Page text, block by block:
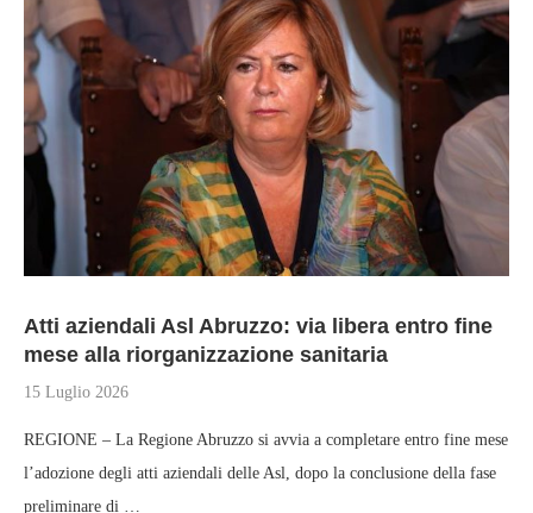
Atti aziendali Asl Abruzzo: via libera entro fine
mese alla riorganizzazione sanitaria
15 Luglio 2026
REGIONE – La Regione Abruzzo si avvia a completare entro fine mese
l’adozione degli atti aziendali delle Asl, dopo la conclusione della fase
preliminare di …